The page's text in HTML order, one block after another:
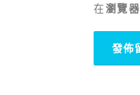
在瀏覽器